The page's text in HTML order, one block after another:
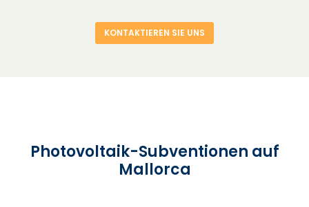
KONTAKTIEREN SIE UNS
Photovoltaik-Subventionen auf
Mallorca